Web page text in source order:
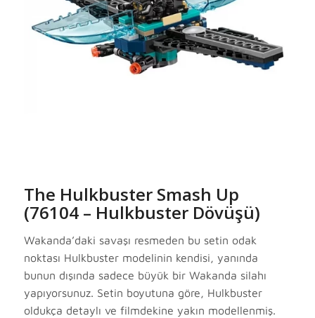
The Hulkbuster Smash Up
(76104 – Hulkbuster Dövüşü)
Wakanda’daki savaşı resmeden bu setin odak
noktası Hulkbuster modelinin kendisi, yanında
bunun dışında sadece büyük bir Wakanda silahı
yapıyorsunuz. Setin boyutuna göre, Hulkbuster
oldukça detaylı ve filmdekine yakın modellenmiş.